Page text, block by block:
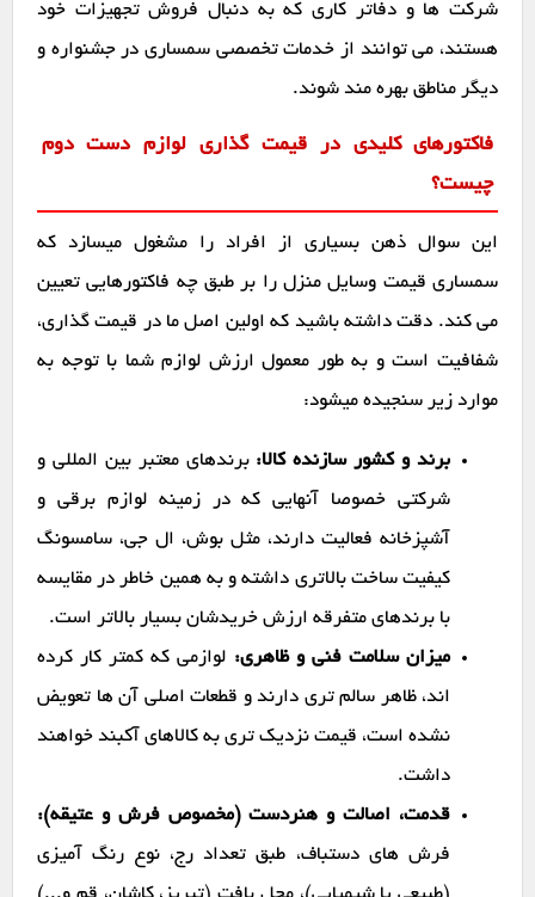
شرکت ها و دفاتر کاری که به دنبال فروش تجهیزات خود
هستند، می توانند از خدمات تخصصی سمساری در جشنواره و
دیگر مناطق بهره مند شوند.
فاکتورهای کلیدی در قیمت گذاری لوازم دست دوم
چیست؟
این سوال ذهن بسیاری از افراد را مشغول میسازد که
سمساری قیمت وسایل منزل را بر طبق چه فاکتورهایی تعیین
می کند. دقت داشته باشید که اولین اصل ما در قیمت گذاری،
شفافیت است و به طور معمول ارزش لوازم شما با توجه به
موارد زیر سنجیده میشود:
برند و کشور سازنده کالا: برندهای معتبر بین المللی و
شرکتی خصوصا آنهایی که در زمینه لوازم برقی و
آشپزخانه فعالیت دارند، مثل بوش، ال جی، سامسونگ
کیفیت ساخت بالاتری داشته و به همین خاطر در مقایسه
با برندهای متفرقه ارزش خریدشان بسیار بالاتر است.
میزان سلامت فنی و ظاهری: لوازمی که کمتر کار کرده
اند، ظاهر سالم تری دارند و قطعات اصلی آن ها تعویض
نشده است، قیمت نزدیک تری به کالاهای آکبند خواهند
داشت.
قدمت، اصالت و هنردست (مخصوص فرش و عتیقه):
فرش های دستباف، طبق تعداد رج، نوع رنگ آمیزی